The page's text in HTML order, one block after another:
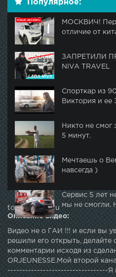
Популярное:
МОСКВИЧ!
отличие от
ЗАПРЕТИЛИ
NIVA TRAVEL
Спорткар из
Виктория и ее
Никто не смог
5 минут.
Мечтаешь о
навсегда )
Сервис 5 лет
мы не смогли.
topautotube.ru
Описание видео:
Видео не о ГАИ !!! и если вы
решили его открыть, делайте
комментарии исходя из
ORJEUNESSE.Мой второй
----------------------------------Я